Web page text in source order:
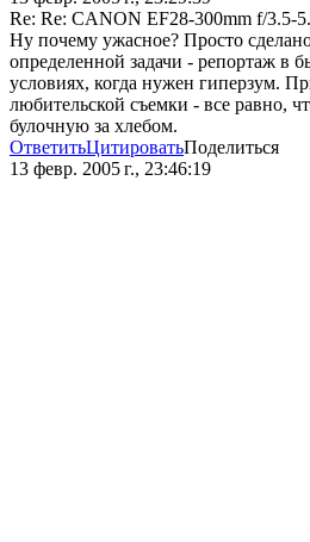
Re: Re: CANON EF28-300mm f/3.5-
Ну почему ужасное? Просто
определенной задачи - репортаж в
условиях, когда нужен гиперзум.
любительской съемки - все равно,
булочную за хлебом.
ОтветитьЦитироватьПоделиться
13 февр. 2005 г., 23:46:19